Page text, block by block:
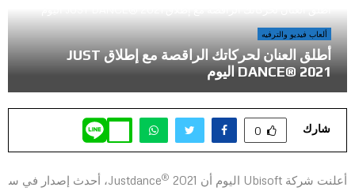
ألعاب فيديو والترفيه
أطلق العنان لحركاتك الراقصة مع إطلاق JUST
DANCE® 2021 اليوم
شارك 0
أعلنت شركة Ubisoft اليوم أن Justdance ®
2021، أحدث إصدار في س